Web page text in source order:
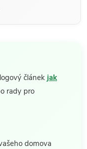
článekjak
rady pro
domova